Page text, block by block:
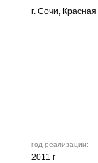
г. Сочи,
2011 г
год реализации: